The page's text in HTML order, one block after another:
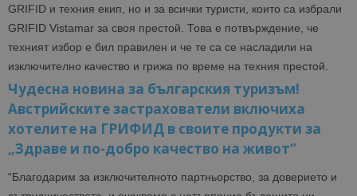
GRIFID и техния екип, но и за всички туристи, които са избрали
GRIFID Vistamar за своя престой. Това е потвърждение, че
техният избор е бил правилен и че те са се насладили на
изключително качество и грижа по време на техния престой.
Чудесна новина за българския туризъм!
Австрийските застрахователи включиха
хотелите на ГРИФИД в своите продукти за
„Здраве и по-добро качество на живот“
“Благодарим за изключителното партньорство, за доверието и